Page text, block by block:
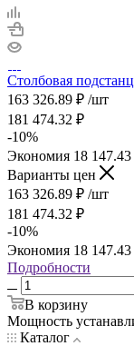
Столбовая
163 326.89 ₽ /шт
181 474.32 ₽
-10%
Экономия 18 147.43
Варианты цен
163 326.89 ₽ /шт
181 474.32 ₽
-10%
Экономия 18 147.43
Подробности
В корзину
Мощность
Каталог